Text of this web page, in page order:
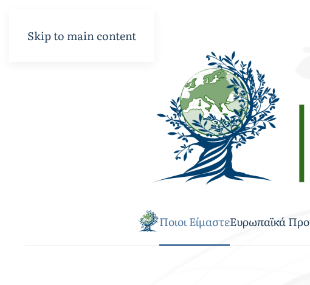
Skip to main content
Ποιοι ΕίμαστεΕυρωπαϊκά